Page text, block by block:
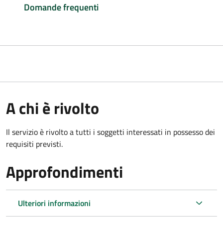
Domande frequenti
A chi è rivolto
Il servizio è rivolto a tutti i soggetti interessati in possesso dei
requisiti previsti.
Approfondimenti
Ulteriori informazioni